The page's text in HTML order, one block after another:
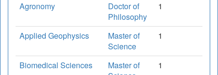
Agronomy
Doctor of
Philosophy
1
Applied Geophysics
Master of
Science
1
Biomedical Sciences
Master of
1